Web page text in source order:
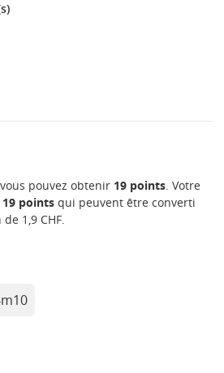
pouvez obtenir 19 points. Votre
19 points qui peuvent être converti
de 1,9 CHF.